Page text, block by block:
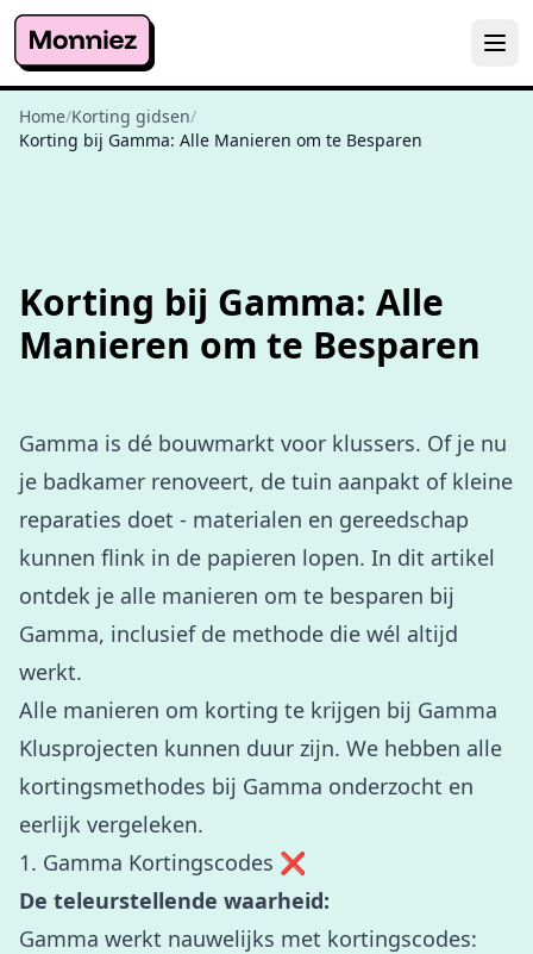
Home/Korting gidsen/
Korting bij Gamma: Alle Manieren om te Besparen
Korting bij Gamma: Alle
Manieren om te Besparen
Gamma is dé bouwmarkt voor klussers. Of je nu
je badkamer renoveert, de tuin aanpakt of kleine
reparaties doet - materialen en gereedschap
kunnen flink in de papieren lopen. In dit artikel
ontdek je alle manieren om te besparen bij
Gamma, inclusief de methode die wél altijd
werkt.
Alle manieren om korting te krijgen bij Gamma
Klusprojecten kunnen duur zijn. We hebben alle
kortingsmethodes bij Gamma onderzocht en
eerlijk vergeleken.
1. Gamma Kortingscodes ❌
De teleurstellende waarheid:
Gamma werkt nauwelijks met kortingscodes: